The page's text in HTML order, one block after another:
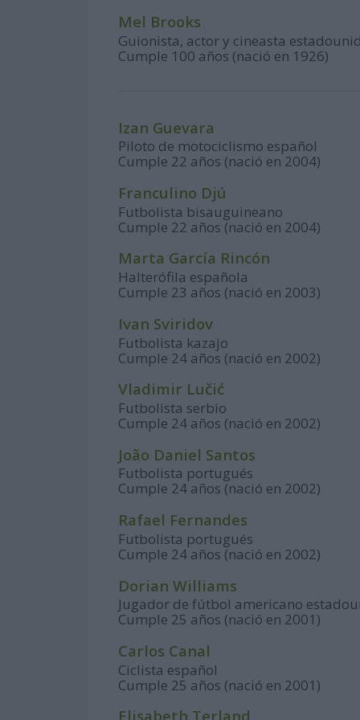
Mel Brooks
Guionista, actor y cineasta
Cumple 100 años (nació en 1926)
Izan Guevara
Piloto de motociclismo español
Cumple 22 años (nació en 2004)
Franculino Djú
Futbolista bisauguineano
Cumple 22 años (nació en 2004)
Marta García Rincón
Halterófila española
Cumple 23 años (nació en 2003)
Ivan Sviridov
Futbolista kazajo
Cumple 24 años (nació en 2002)
Vladimir Lučić
Futbolista serbio
Cumple 24 años (nació en 2002)
João Daniel Santos
Futbolista portugués
Cumple 24 años (nació en 2002)
Rafael Fernandes
Futbolista portugués
Cumple 24 años (nació en 2002)
Dorian Williams
Jugador de fútbol americano
Cumple 25 años (nació en 2001)
Carlos Canal
Ciclista español
Cumple 25 años (nació en 2001)
Elisabeth Terland